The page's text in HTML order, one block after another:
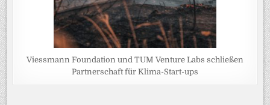
Viessmann Foundation und TUM Venture Labs schließen
Partnerschaft für Klima-Start-ups